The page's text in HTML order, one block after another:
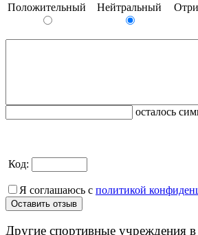
Положительный Нейтральный
осталось
Код:
Я соглашаюсь с политикой
Другие спортивные учреждения